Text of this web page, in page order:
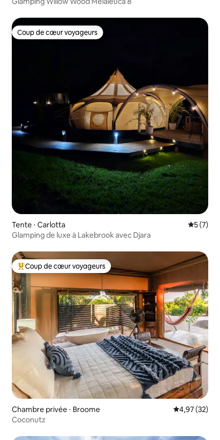
Coup de cœur voyageurs
Coup de cœur voyageurs
Tente ⋅ Carlotta
5 (7)
Glamping de luxe à Lakebrook avec Djara
Coups de cœur voyageurs les plus appréciés
Coup de cœur voyageurs
Chambre privée ⋅ Broome Évaluation
4,97 (32)
Coconutz